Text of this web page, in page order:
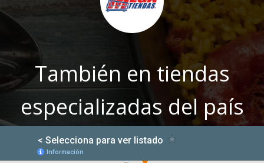
También en tiendas
especializadas del país